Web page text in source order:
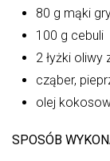
80 g mąki
100 g cebuli
2 łyżki oliwy
cząber,
olej
SPOSÓB